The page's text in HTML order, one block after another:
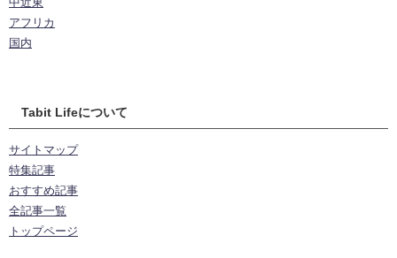
アフリカ
国内
Tabit Lifeについて
サイトマップ
特集記事
おすすめ記事
全記事一覧
トップページ